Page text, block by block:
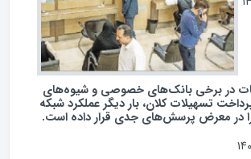
در برخی بانک‌های خصوصی و شیوه‌های
تسهیلات کلان، بار دیگر عملکرد شبکه
در معرض پرسش‌های جدی قرار داده است.